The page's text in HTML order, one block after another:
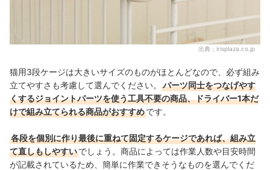
出典： irisplaza.co.jp
猫用3段ケージは大きいサイズのものがほとんどなので、必ず組み
立てやすさも考慮して選んでください。
パーツ同士をつなげやす
くするジョイントパーツを使う工具不要の商品、ドライバー1本だ
けで組み立てられる商品がおすすめです。
各段を個別に作り最後に重ねて固定するケージであれば、組み立
て直しもしやすいでしょう。商品によっては作業人数や目安時間
が記載されているため、簡単に作業できそうなものを選んでくだ